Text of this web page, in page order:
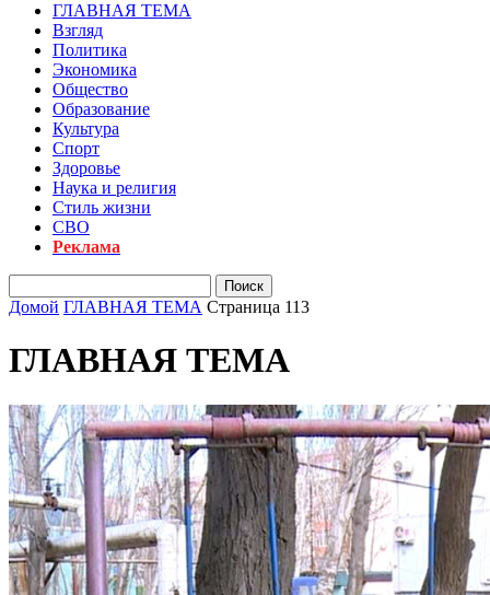
ГЛАВНАЯ ТЕМА
Взгляд
Политика
Экономика
Общество
Образование
Культура
Спорт
Здоровье
Наука и религия
Стиль жизни
СВО
Реклама
Домой ГЛАВНАЯ ТЕМА Страница 113
ГЛАВНАЯ ТЕМА